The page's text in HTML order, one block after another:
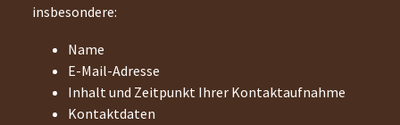
insbesondere:
Name
E-Mail-Adresse
Inhalt und Zeitpunkt Ihrer Kontaktaufnahme
Kontaktdaten